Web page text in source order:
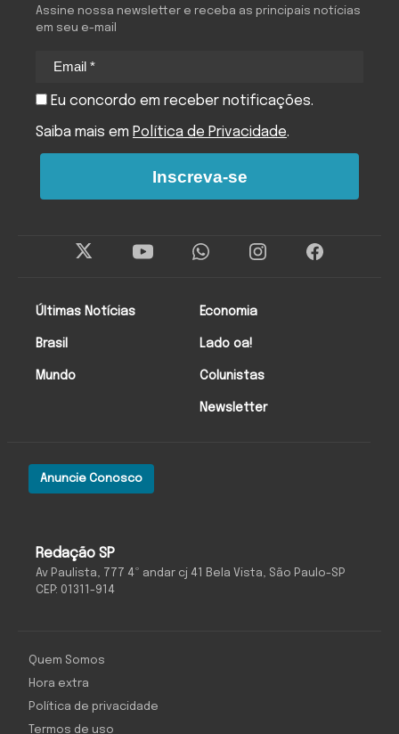
Redação SP
Av Paulista, 777 4º andar cj 41 Bela Vista, São Paulo-SP
CEP: 01311-914
Anuncie Conosco
Últimas Notícias
Brasil
Mundo
Economia
Lado oa!
Colunistas
Newsletter
Assine nossa newsletter e receba as principais notícias
em seu e-mail
Eu concordo em receber notificações.
Saiba mais em Política de Privacidade.
Inscreva-se
Quem Somos
Hora extra
Política de privacidade
Termos de uso